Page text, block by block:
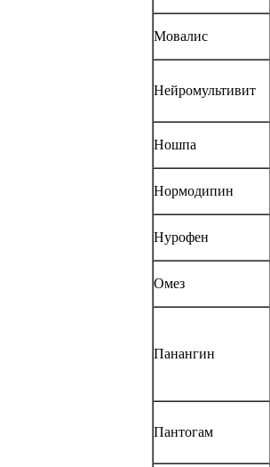
Мовалис
Нейромультивит
Ношпа
Нормодипин
Нурофен
Омез
Панангин
Пантогам